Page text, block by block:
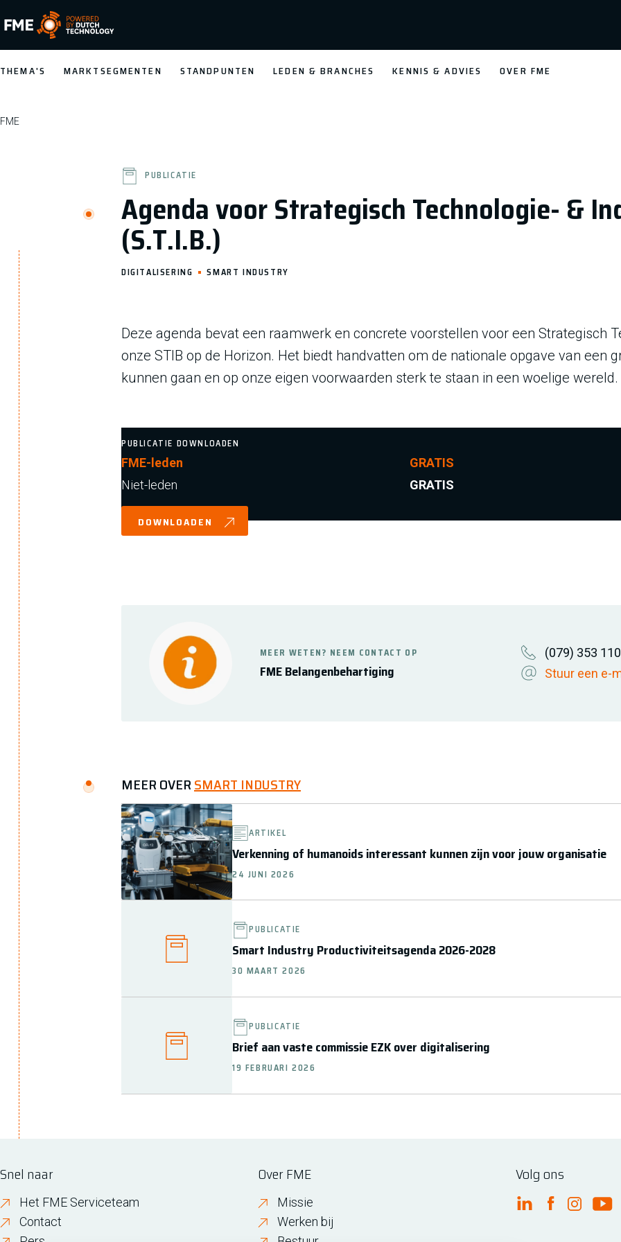
FME Logo, to the homepage
THEMA'S MARKTSEGMENTEN STANDPUNTEN LEDEN & BRANCHES KENNIS & ADVIES OVER FME
FME
Agenda voor Strategisch Technologie- &
(S.T.I.B.)
PUBLICATIE
DIGITALISERING SMART INDUSTRY
Deze agenda bevat een raamwerk en concrete voorstellen voor een Strategisch
onze STIB op de Horizon. Het biedt handvatten om de nationale opgave van een
kunnen gaan en op onze eigen voorwaarden sterk te staan in een woelige wereld.
PUBLICATIE DOWNLOADEN
FME-leden
GRATIS
Niet-leden
GRATIS
DOWNLOADEN
FME Belangenbehartiging
MEER WETEN? NEEM CONTACT OP
(079) 353
Stuur een e-
MEER OVERSMART INDUSTRY
ARTIKEL
Verkenning of humanoids interessant kunnen zijn voor jouw organisatie
24 JUNI 2026
PUBLICATIE
Smart Industry Productiviteitsagenda 2026-2028
30 MAART 2026
PUBLICATIE
Brief aan vaste commissie EZK over digitalisering
19 FEBRUARI 2026
Snel naar
Het FME Serviceteam
Contact
Over FME
Missie
Werken bij
Volg ons
FME Linkedin
FMEFME